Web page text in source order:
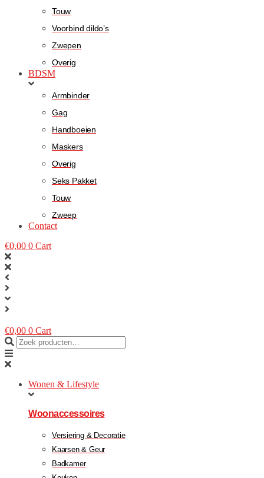
Touw
Voorbind dildo’s
Zwepen
Overig
BDSM
Armbinder
Gag
Handboeien
Maskers
Overig
Seks Pakket
Touw
Zweep
Contact
€0,00 0 Cart
€0,00 0 Cart
Wonen & Lifestyle
Woonaccessoires
Versiering & Decoratie
Kaarsen & Geur
Badkamer